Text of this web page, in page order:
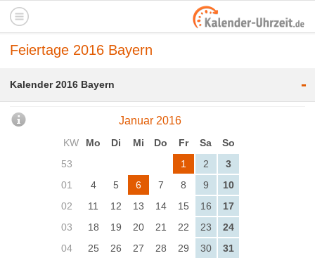
Feiertage 2016 Bayern
Kalender 2016 Bayern -
Januar 2016
KW Mo Di Mi Do Fr Sa
So
53
1 2
3
01
4 5 6 7 8 9
10
02
11 12 13 14 15 16
17
03
18 19 20 21 22 23
24
04
25 26 27 28 29 30 31